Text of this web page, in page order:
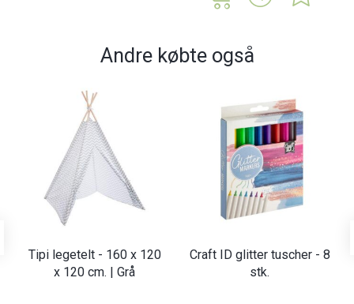
Andre købte også
Tipi legetelt - 160 x 120
x 120 cm. | Grå
Craft ID glitter tuscher - 8
stk.